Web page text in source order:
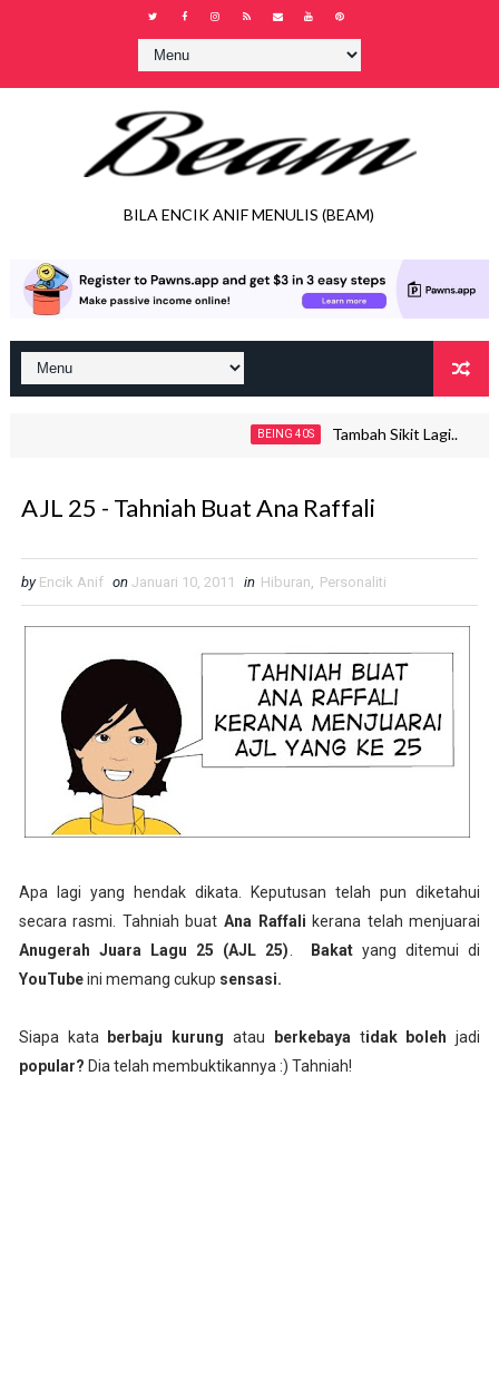
BILA ENCIK ANIF MENULIS (BEAM)
BEING 40S Tambah Sikit Lagi..
AJL 25 - Tahniah Buat Ana Raffali
by Encik Anif on Januari 10, 2011 in Hiburan, Personaliti
Apa lagi yang hendak dikata. Keputusan telah pun diketahui
secara rasmi. Tahniah buat Ana Raffali kerana telah menjuarai
Anugerah Juara Lagu 25 (AJL 25)
Bakatyang ditemui di
YouTubeini memang cukup sensasi.
Siapa kata berbaju kurung atau berkebaya tidak boleh jadi
popular? Dia telah membuktikannya :) Tahniah!